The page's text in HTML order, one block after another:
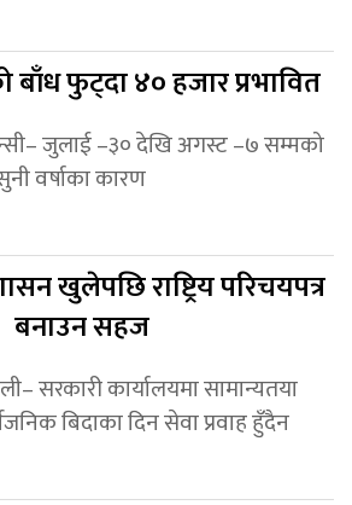
बाँध फुट्दा ४० हजार प्रभावित
जुलाई –३० देखि अगस्ट –७ सम्मको
वर्षाका कारण
खुलेपछि राष्ट्रिय परिचयपत्र
बनाउन सहज
सरकारी कार्यालयमा सामान्यतया
बिदाका दिन सेवा प्रवाह हुँदैन